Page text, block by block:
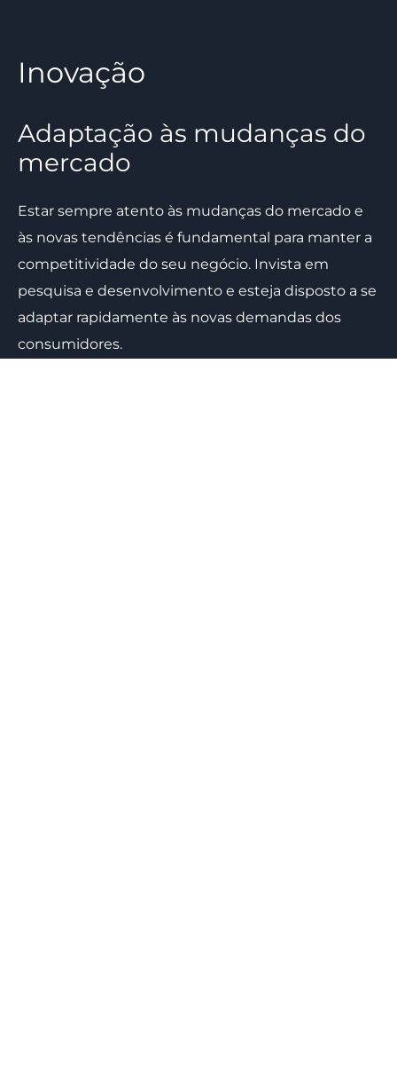
Inovação
Adaptação às mudanças do
mercado
Estar sempre atento às mudanças do mercado e
às novas tendências é fundamental para manter a
competitividade do seu negócio. Invista em
pesquisa e desenvolvimento e esteja disposto a se
adaptar rapidamente às novas demandas dos
consumidores.